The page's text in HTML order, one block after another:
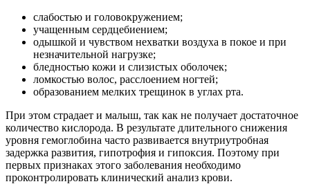
слабостью и головокружением;
учащенным сердцебиением;
одышкой и чувством нехватки воздуха в покое и при
незначительной нагрузке;
бледностью кожи и слизистых оболочек;
ломкостью волос, расслоением ногтей;
образованием мелких трещинок в углах рта.
При этом страдает и малыш, так как не получает достаточное
количество кислорода. В результате длительного снижения
уровня гемоглобина часто развивается внутриутробная
задержка развития, гипотрофия и гипоксия. Поэтому при
первых признаках этого заболевания необходимо
проконтролировать клинический анализ крови.